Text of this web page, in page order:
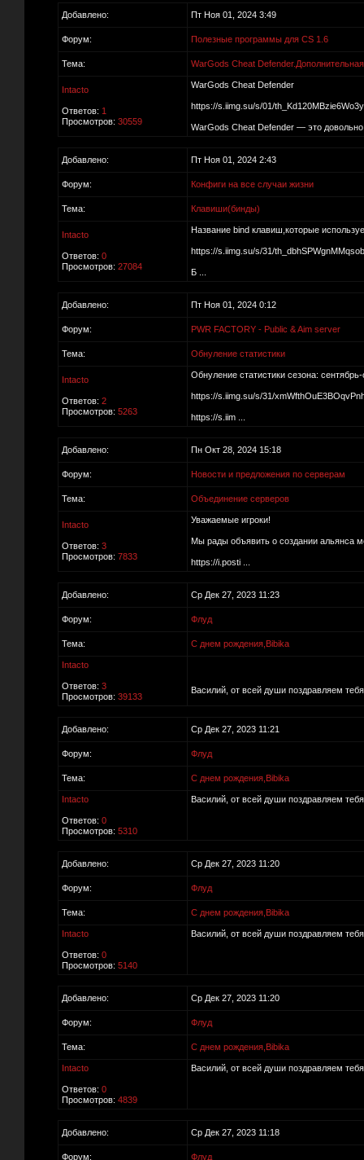
Добавлено: Пт Ноя 01, 2024 3:49
Форум: Полезные программы для CS 1.6
Тема: WarGods Cheat
Intacto
Ответов: 1
Просмотров: 30559
WarGods Cheat Defender
https://s.iimg.su/s/01/
WarGods Cheat Defender — это
Добавлено: Пт Ноя 01, 2024 2:43
Форум: Конфиги на все случаи жизни
Тема: Клавиши(бинды)
Intacto
Ответов: 0
Просмотров: 27084
Название bind клавиш,которые
https://s.iimg.su/s/31/
Б ...
Добавлено: Пт Ноя 01, 2024 0:12
Форум: PWR FACTORY - Public & Aim server
Тема: Обнуление статистики
Intacto
Ответов: 2
Просмотров: 5263
Обнуление статистики сезона:
https://s.iimg.su/s/31/
https://s.iim ...
Добавлено: Пн Окт 28, 2024 15:18
Форум: Новости и предложения по серверам
Тема: Объединение серверов
Intacto
Ответов: 3
Просмотров: 7833
Уважаемые игроки!
Мы рады объявить о создании альянса
https://i.posti ...
Добавлено: Ср Дек 27, 2023 11:23
Форум: Флуд
Тема: С днем рождения,Bibika
Intacto
Ответов: 3
Просмотров: 39133
Василий, от всей души поздравляем
Добавлено: Ср Дек 27, 2023 11:21
Форум: Флуд
Тема: С днем рождения,Bibika
Intacto
Ответов: 0
Просмотров: 5310
Василий, от всей души поздравляем
Добавлено: Ср Дек 27, 2023 11:20
Форум: Флуд
Тема: С днем рождения,Bibika
Intacto
Ответов: 0
Просмотров: 5140
Василий, от всей души поздравляем
Добавлено: Ср Дек 27, 2023 11:20
Форум: Флуд
Тема: С днем рождения,Bibika
Intacto
Ответов: 0
Просмотров: 4839
Василий, от всей души поздравляем
Добавлено: Ср Дек 27, 2023 11:18
Форум: Флуд